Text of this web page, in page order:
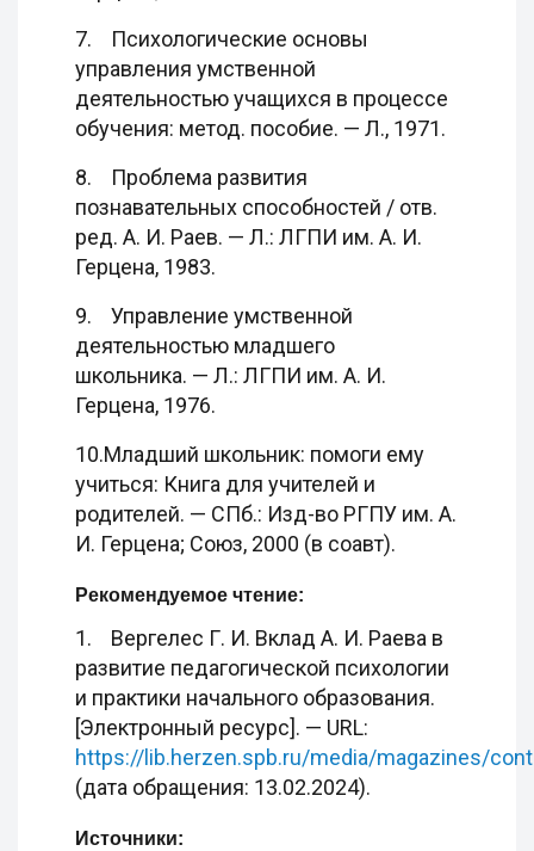
7. Психологические основы
управления умственной
деятельностью учащихся в процессе
обучения: метод. пособие. — Л., 1971.
8. Проблема развития
познавательных способностей / отв.
ред. А. И. Раев. — Л.: ЛГПИ им. А. И.
Герцена, 1983.
9. Управление умственной
деятельностью младшего
школьника. — Л.: ЛГПИ им. А. И.
Герцена, 1976.
10.Младший школьник: помоги ему
учиться: Книга для учителей и
родителей. — СПб.: Изд-во РГПУ им. А.
И. Герцена; Союз, 2000 (в соавт).
Рекомендуемое чтение:
1. Вергелес Г. И. Вклад А. И. Раева в
развитие педагогической психологии
и практики начального образования.
[Электронный ресурс]. — URL:
https://lib.herzen.spb.ru/media/magazines/
(дата обращения: 13.02.2024).
Источники: